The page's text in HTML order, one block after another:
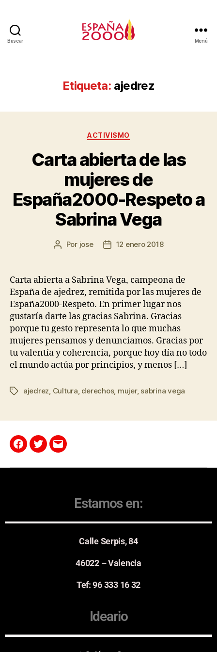
Buscar Menú
Etiqueta: ajedrez
ACTIVISMO
Carta abierta de las
mujeres de
España2000-Respeto a
Sabrina Vega
Por jose 12 enero 2018
Carta abierta a Sabrina Vega, campeona de
España de ajedrez, remitida por las mujeres de
España2000-Respeto. En primer lugar nos
gustaría darte las gracias Sabrina. Gracias
porque tu gesto representa lo que muchas
mujeres pensamos y denunciamos. Gracias por
tu valentía y coherencia, porque hoy día no todo
el mundo actúa por principios, y menos […]
ajedrez Cultura derechos, mujer, sabrina vega
Estamos en:
Calle Serpis, 84
46022 – Valencia
Tef: 96 333 16 32
Ideario